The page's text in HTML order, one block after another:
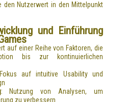
den Nutzerwert in den Mittelpunkt
und Einführung
auf einer Reihe von Faktoren, die
bis zur kontinuierlichen
auf intuitive Usability und
: Nutzung von Analysen, um
zu verbessern